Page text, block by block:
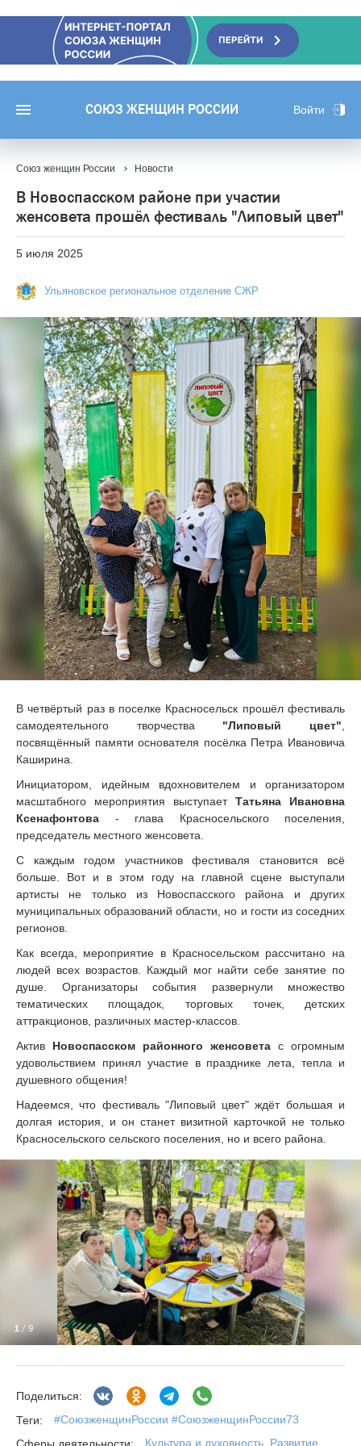
СОЮЗ ЖЕНЩИН РОССИИ Войти
Союз женщин России Новости
В Новоспасском районе при участии
женсовета прошёл фестиваль "Липовый цвет"
5 июля 2025
Ульяновское региональное отделение СЖР
В четвёртый раз в поселке Красносельск прошёл фестиваль
самодеятельного творчества "Липовый цвет"
посвящённый памяти основателя посёлка Петра Ивановича
Каширина.
Инициатором, идейным вдохновителем и организатором
масштабного мероприятия выступает Татьяна Ивановна
Ксенафонтова - глава Красносельского поселения,
председатель местного женсовета.
С каждым годом участников фестиваля становится всё
больше. Вот и в этом году на главной сцене выступали
артисты не только из Новоспасского района и других
муниципальных образований области, но и гости из соседних
регионов.
Как всегда, мероприятие в Красносельском рассчитано на
людей всех возрастов. Каждый мог найти себе занятие по
душе. Организаторы события развернули множество
тематических площадок, торговых точек, детских
аттракционов, различных мастер-классов.
Актив Новоспасском районного женсовета с огромным
удовольствием принял участие в празднике лета, тепла и
душевного общения!
Надеемся, что фестиваль "Липовый цвет" ждёт большая и
долгая история, и он станет визитной карточкой не только
Красносельского сельского поселения, но и всего района.
1 / 9
Поделиться:
Теги:
#СоюзженщинРоссии #СоюзженщинРоссии73
Сферы деятельности:
Культура и духовность Развитие